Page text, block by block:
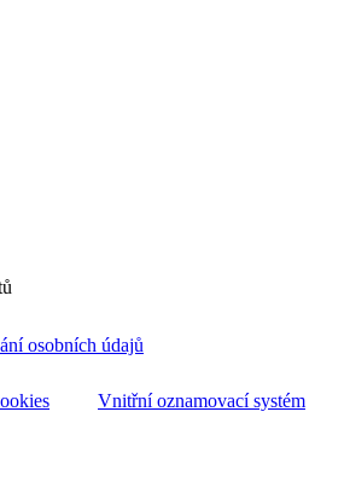
osobních údajů
Vnitřní oznamovací systém